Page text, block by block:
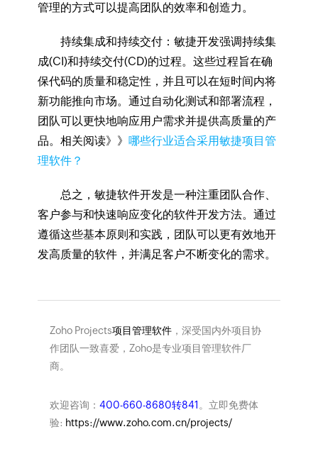
管理的方式可以提高团队的效率和创造力。
持续集成和持续交付：敏捷开发强调持续集
成(CI)和持续交付(CD)的过程。这些过程旨在确
保代码的质量和稳定性，并且可以在短时间内将
新功能推向市场。通过自动化测试和部署流程，
团队可以更快地响应用户需求并提供高质量的产
品。相关阅读》》 哪些行业适合采用敏捷项目管
理软件？
总之，敏捷软件开发是一种注重团队合作、
客户参与和快速响应变化的软件开发方法。通过
遵循这些基本原则和实践，团队可以更有效地开
发高质量的软件，并满足客户不断变化的需求。
Zoho Projects项目管理软件，深受国内外项目协
作团队一致喜爱，Zoho是专业项目管理软件厂
商。
欢迎咨询： 400-660-8680转841 。立即免费体
验: https://www.zoho.com.cn/projects/